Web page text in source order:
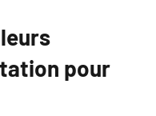
pour